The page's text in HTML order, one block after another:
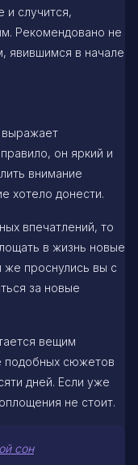
и случится,
Рекомендовано не
явившимся в начале
выражает
он яркий и
внимание
хотело донести.
впечатлений, то
в жизнь новые
же проснулись вы с
за новые
вещим
подобных сюжетов
дней. Если уже
не стоит.
сон